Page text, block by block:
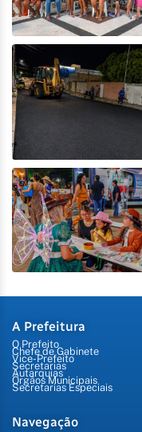
A Prefeitura
O Prefeito
Chefe de Gabinete
Vice-Prefeito
Secretarias
Autarquias
Órgãos Municipais
Secretarias Especiais
Navegação